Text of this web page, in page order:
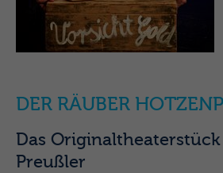
DER RÄUBER
Das
Preußler